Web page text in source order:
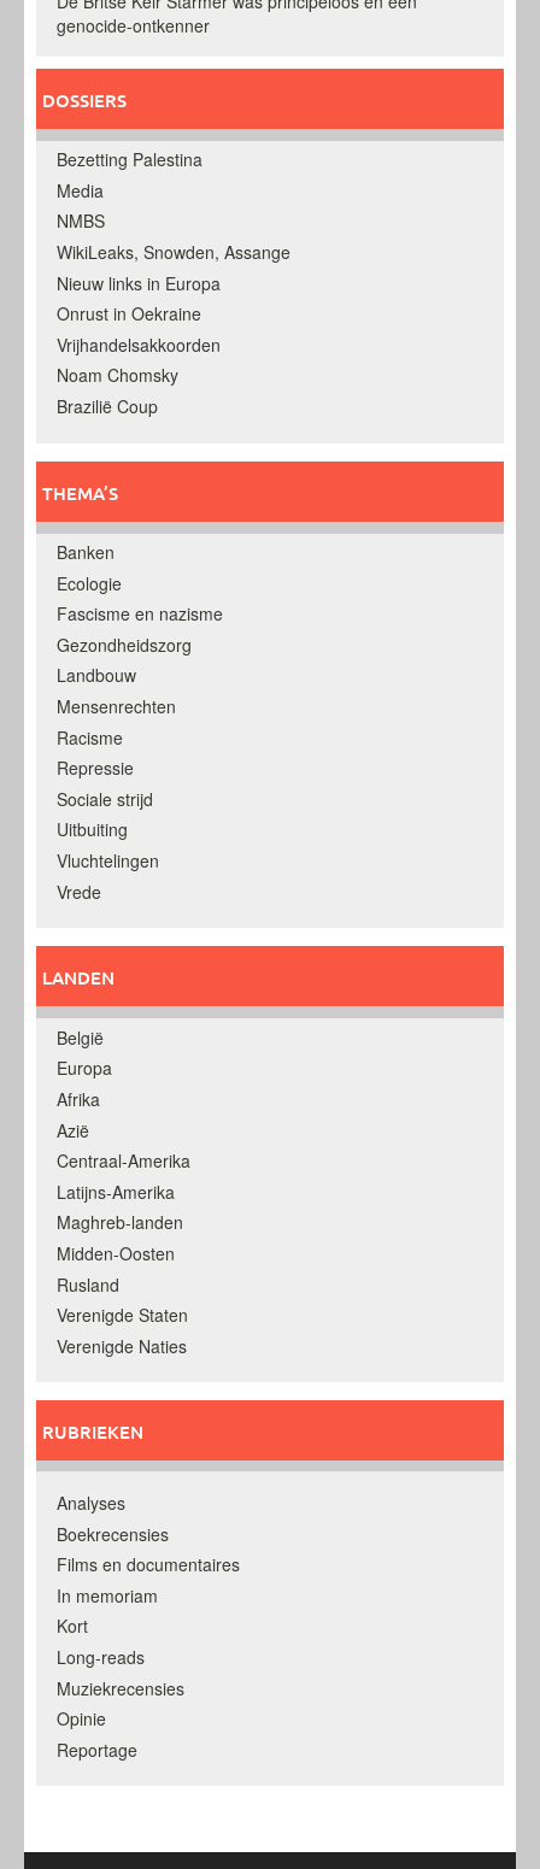
genocide-ontkenner
DOSSIERS
Bezetting Palestina
Media
NMBS
WikiLeaks, Snowden, Assange
Nieuw links in Europa
Onrust in Oekraine
Vrijhandelsakkoorden
Noam Chomsky
Brazilië Coup
THEMA’S
Banken
Ecologie
Fascisme en nazisme
Gezondheidszorg
Landbouw
Mensenrechten
Racisme
Repressie
Sociale strijd
Uitbuiting
Vluchtelingen
Vrede
LANDEN
België
Europa
Afrika
Azië
Centraal-Amerika
Latijns-Amerika
Maghreb-landen
Midden-Oosten
Rusland
Verenigde Staten
Verenigde Naties
RUBRIEKEN
Analyses
Boekrecensies
Films en documentaires
In memoriam
Kort
Long-reads
Muziekrecensies
Opinie
Reportage